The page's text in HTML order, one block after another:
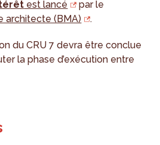
est lancé
par le
architecte (BMA)
.
du CRU 7 devra être conclue
la phase d’exécution entre